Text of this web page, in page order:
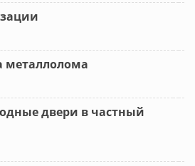
металлолома
двери в частный